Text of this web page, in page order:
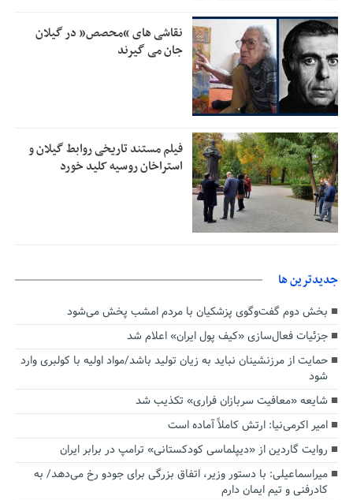
1:00 تمدید مهلت اظهارنامه‌های مالیاتی سال ۱۴۰۴ تا پایان شهریورماه
نقاشی های “محصص” در گیلان
جان می گیرند
فیلم مستند تاریخی روابط گیلان و
استراخان روسیه کلید خورد
جديدترين ها
بخش دوم گفت‌وگوی پزشکیان با مردم امشب پخش می‌شود
جزئیات فعال‌سازی «کیف پول ایران» اعلام شد
حمایت از مرزنشینان نباید به زیان تولید باشد/مواد اولیه با کولبری وارد
شود
شایعه «معافیت سربازان فراری» تکذیب شد
امیر اکرمی‌نیا: ارتش کاملاً آماده است
روایت گاردین از «دیپلماسی کودکستانی» ترامپ در برابر ایران
میراسماعیلی: با دستور وزیر، اتفاق بزرگی برای جودو رخ می‌دهد/ به
کادرفنی و تیم ایمان دارم